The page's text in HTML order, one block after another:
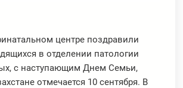
центре поздравили
в отделении патологии
с наступающим Днем Семьи,
отмечается 10 сентября. В